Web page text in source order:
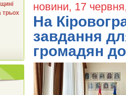
новини, 17
На
завдання
громадян
трьох